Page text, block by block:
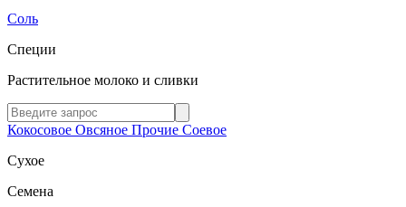
Соль
Специи
Растительное молоко и сливки
Кокосовое Овсяное Прочие Соевое
Сухое
Семена